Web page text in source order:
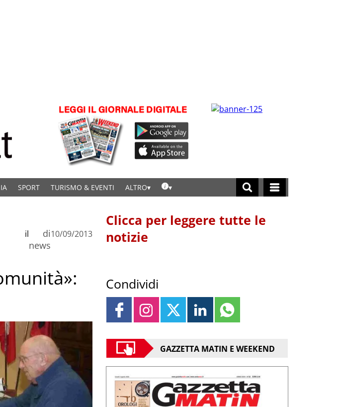
SPORT TURISMO & EVENTI ALTRO
di
news
il 10/09/2013
Clicca per leggere tutte le
notizie
Condividi
GAZZETTA MATIN E WEEKEND